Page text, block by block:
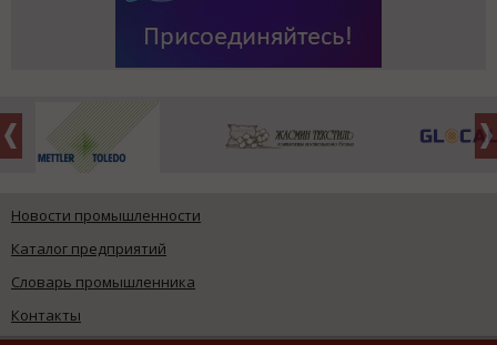
Новости промышленности
Каталог предприятий
Словарь промышленника
Контакты